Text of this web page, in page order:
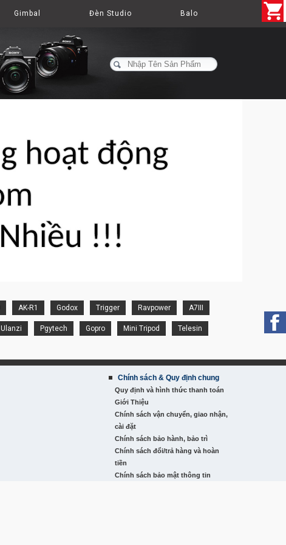
Gimbal Đèn Studio Balo
AK-R1 Godox Trigger Ravpower A7III
Ulanzi Pgytech Gopro Mini Tripod Telesin
Chính sách & Quy định chung
Quy định và hình thức thanh toán
Giới Thiệu
Chính sách vận chuyển, giao nhận,
cài đặt
Chính sách bảo hành, bảo trì
Chính sách đổi/trả hàng và hoàn
tiền
Chính sách bảo mật thông tin